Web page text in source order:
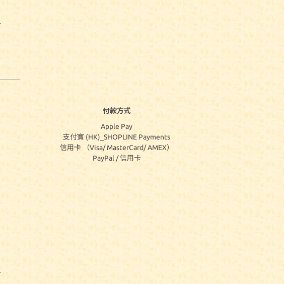
付款方式
Apple Pay
支付寶 (HK)_SHOPLINE Payments
信用卡 （Visa/ MasterCard/ AMEX）
PayPal / 信用卡